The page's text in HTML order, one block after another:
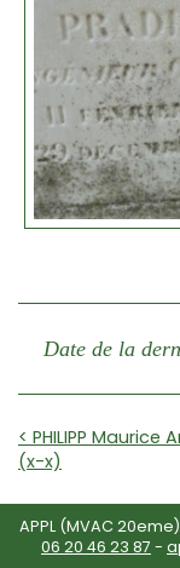
Date de la
< PHILIPP Maurice
(x-x)
APPL (MVAC
06 20 46 23 87 -